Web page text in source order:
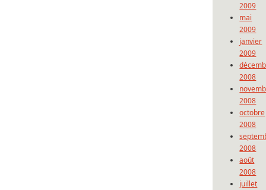
2009
mai
2009
janvier
2009
2008
2008
octobre
2008
2008
août
2008
juillet